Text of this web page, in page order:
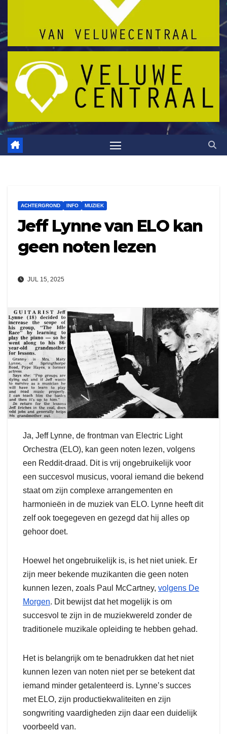
ACHTERGROND INFO MUZIEK
Jeff Lynne van ELO kan
geen noten lezen
JUL 15, 2025
Ja, Jeff Lynne, de frontman van Electric Light
Orchestra (ELO), kan geen noten lezen, volgens
een Reddit-draad. Dit is vrij ongebruikelijk voor
een succesvol musicus, vooral iemand die bekend
staat om zijn complexe arrangementen en
harmonieën in de muziek van ELO. Lynne heeft dit
zelf ook toegegeven en gezegd dat hij alles op
gehoor doet.
Hoewel het ongebruikelijk is, is het niet uniek. Er
zijn meer bekende muzikanten die geen noten
kunnen lezen, zoals Paul McCartney, volgens De
Morgen. Dit bewijst dat het mogelijk is om
succesvol te zijn in de muziekwereld zonder de
traditionele muzikale opleiding te hebben gehad.
Het is belangrijk om te benadrukken dat het niet
kunnen lezen van noten niet per se betekent dat
iemand minder getalenteerd is. Lynne’s succes
met ELO, zijn productiekwaliteiten en zijn
songwriting vaardigheden zijn daar een duidelijk
voorbeeld van.